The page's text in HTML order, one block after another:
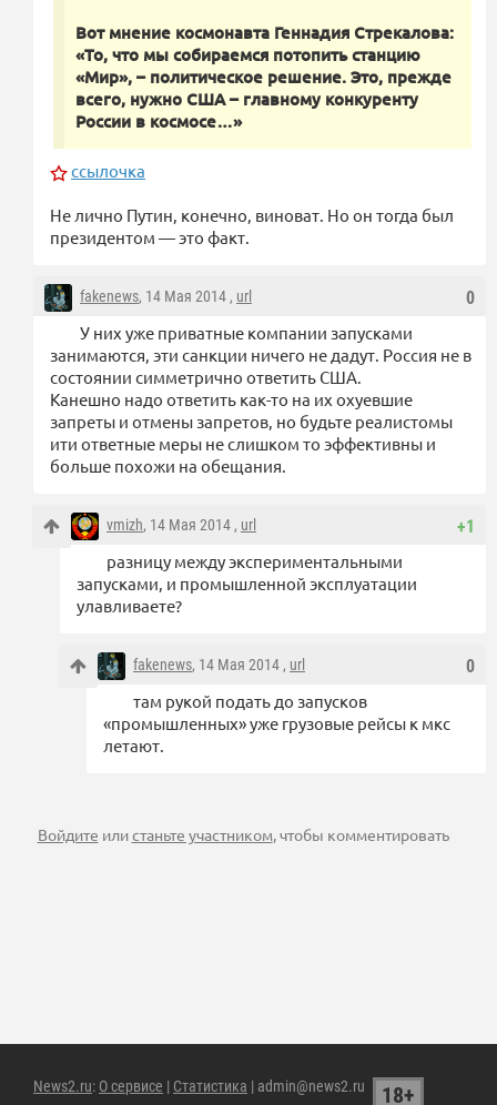
Вот мнение космонавта Геннадия Стрекалова:
«То, что мы собираемся потопить станцию
«Мир», – политическое решение. Это, прежде
всего, нужно США – главному конкуренту
России в космосе…»
ссылочка
Не лично Путин, конечно, виноват. Но он тогда был
президентом — это факт.
0
fakenews, 14 Мая 2014 , url
У них уже приватные компании запусками
занимаются, эти санкции ничего не дадут. Россия не в
состоянии симметрично ответить США.
Канешно надо ответить как-то на их охуевшие
запреты и отмены запретов, но будьте реалистомы
ити ответные меры не слишком то эффективны и
больше похожи на обещания.
+1
vmizh, 14 Мая 2014 , url
разницу между экспериментальными
запусками, и промышленной эксплуатации
улавливаете?
0
fakenews, 14 Мая 2014 , url
там рукой подать до запусков
«промышленных» уже грузовые рейсы к мкс
летают.
Войдите илистаньте участником, чтобы комментировать
News2.ru: О сервисе | Статистика | admin@news2.ru 18+